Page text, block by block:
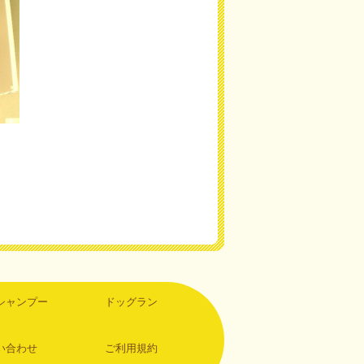
ャンプー ドッグラン
合わせ ご利用規約